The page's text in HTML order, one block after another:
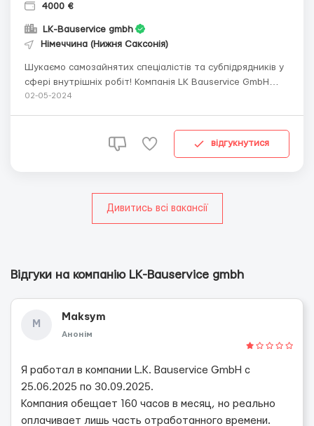
4000 €
LK-Bauservice gmbh
Німеччина (Нижня Саксонія)
Шукаємо самозайнятих спеціалістів та субпідрядників у
сфері внутрішніх робіт! Компанія LK Bauservice GmbH
запрошує до співпраці професіоналів у сфері внутрішніх
інструментами та автомобілями для вико...
02-05-2024
відгукнутися
Дивитись всі вакансії
Відгуки на компанію LK-Bauservice gmbh
M
Maksym
Анонім
Я работал в компании L.K. Bauservice GmbH с
25.06.2025 по 30.09.2025.
Компания обещает 160 часов в месяц, но реально
оплачивает лишь часть отработанного времени.